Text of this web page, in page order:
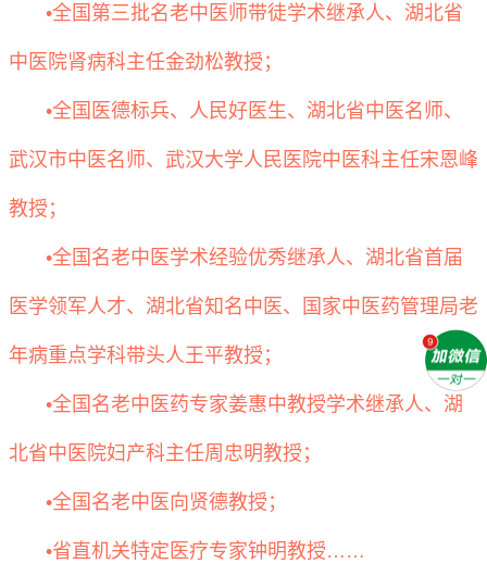
•全国第三批名老中医师带徒学术继承人、湖北省
中医院肾病科主任金劲松教授；
•全国医德标兵、人民好医生、湖北省中医名师、
武汉市中医名师、武汉大学人民医院中医科主任宋恩峰
教授；
•全国名老中医学术经验优秀继承人、湖北省首届
医学领军人才、湖北省知名中医、国家中医药管理局老
年病重点学科带头人王平教授；
•全国名老中医药专家姜惠中教授学术继承人、湖
北省中医院妇产科主任周忠明教授；
•全国名老中医向贤德教授；
•省直机关特定医疗专家钟明教授……